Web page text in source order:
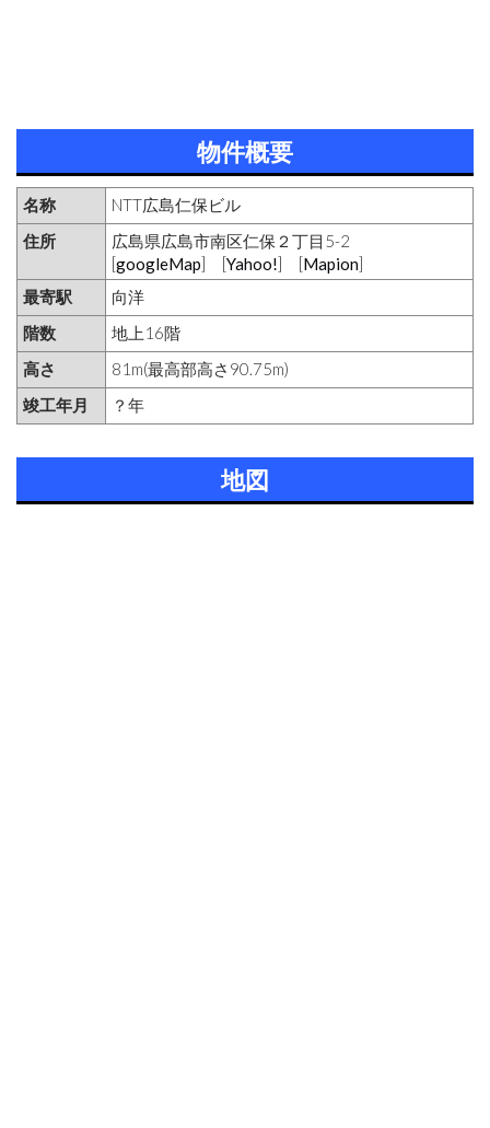
物件概要
名称
NTT広島仁保ビル
住所
広島県広島市南区仁保２丁目5-2
[googleMap] [Yahoo!] [Mapion]
最寄駅
向洋
階数
地上16階
高さ
81m(最高部高さ90.75m)
竣工年月
？年
地図